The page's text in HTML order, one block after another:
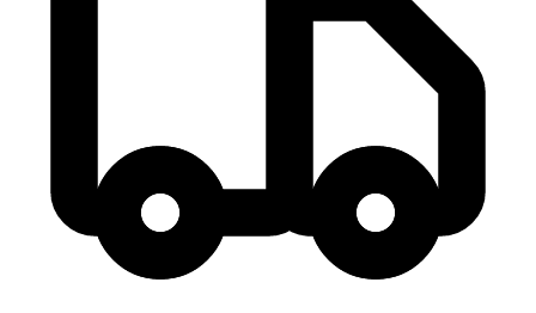
Per Kølle
ISBN:
9788778016096
Sesam
1. januar 1970